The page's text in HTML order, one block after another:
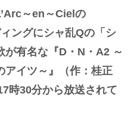
～en～Cielの
ングにシャ乱Qの「シ
が有名な『D・N・A2 ～
アイツ～』（作：桂正
時30分から放送されて